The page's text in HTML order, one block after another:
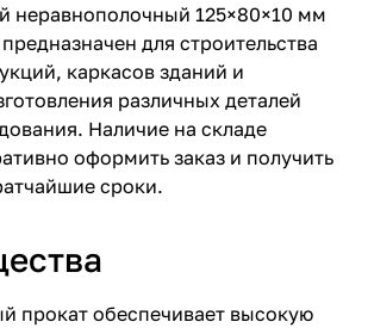
неравнополочный 125×80×10 мм
для строительства
каркасов зданий и
различных деталей
Наличие на складе
оформить заказ и получить
сроки.
прокат обеспечивает высокую